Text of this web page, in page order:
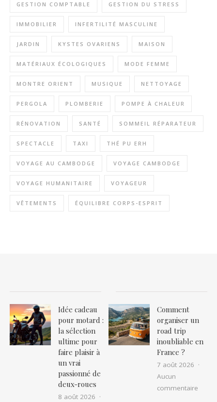
GESTION COMPTABLE GESTION DU STRESS
IMMOBILIER INFERTILITÉ MASCULINE
JARDIN KYSTES OVARIENS MAISON
MATÉRIAUX ÉCOLOGIQUES MODE FEMME
MONTRE ORIENT MUSIQUE NETTOYAGE
PERGOLA PLOMBERIE POMPE À CHALEUR
RÉNOVATION SANTÉ SOMMEIL RÉPARATEUR
SPECTACLE TAXI THÉ PU ERH
VOYAGE AU CAMBODGE VOYAGE CAMBODGE
VOYAGE HUMANITAIRE VOYAGEUR
VÊTEMENTS ÉQUILIBRE CORPS-ESPRIT
Idée cadeau
pour motard :
la sélection
ultime pour
faire plaisir à
un vrai
passionné de
deux-roues
8 août 2026
Comment
organiser un
road trip
inoubliable en
France ?
7 août 2026
Aucun
commentaire